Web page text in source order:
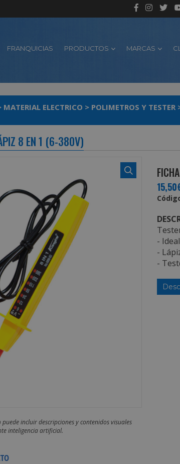
FRANQUICIAS PRODUCTOS MARCAS
MATERIAL ELECTRICO > POLIMETROS Y TESTER
8 EN 1 (6-380V)
incluir descripciones y contenidos visuales
inteligencia artificial.
-
-
-